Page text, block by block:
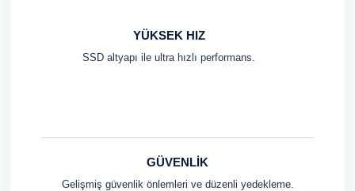
YÜKSEK HIZ
SSD altyapı ile ultra hızlı performans.
GÜVENLIK
Gelişmiş güvenlik önlemleri ve düzenli yedekleme.